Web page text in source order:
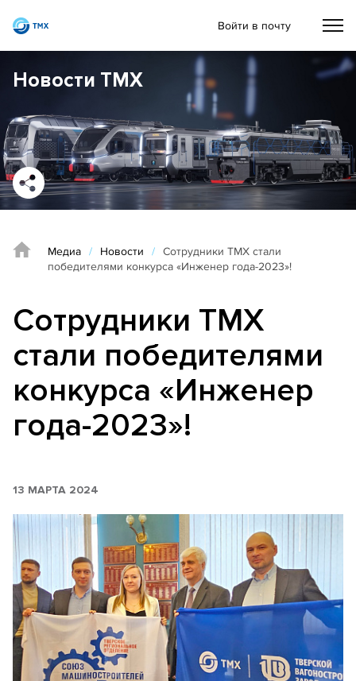
Войти в почту
Новости ТМХ
Медиа / Новости / Сотрудники ТМХ стали
победителями конкурса «Инженер года-2023»!
Сотрудники ТМХ
стали победителями
конкурса «Инженер
года-2023»!
13 МАРТА 2024